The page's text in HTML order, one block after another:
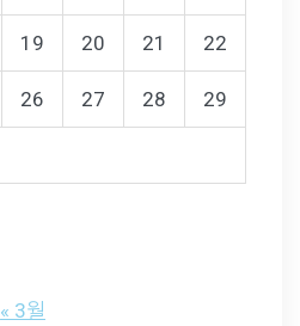
19 20 21 22
26 27 28 29
« 3월